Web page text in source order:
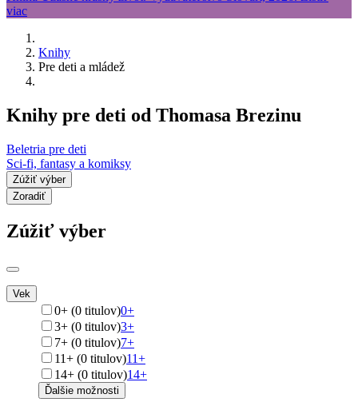
Knihy
Pre deti a mládež
Knihy pre deti od Thomasa Brezinu
Beletria pre deti
Sci-fi, fantasy a komiksy
Zúžiť výber
Zoradiť
Zúžiť výber
Vek
0+ (0 titulov)0+
3+ (0 titulov)3+
7+ (0 titulov)7+
11+ (0 titulov)11+
14+ (0 titulov)14+
Ďalšie možnosti